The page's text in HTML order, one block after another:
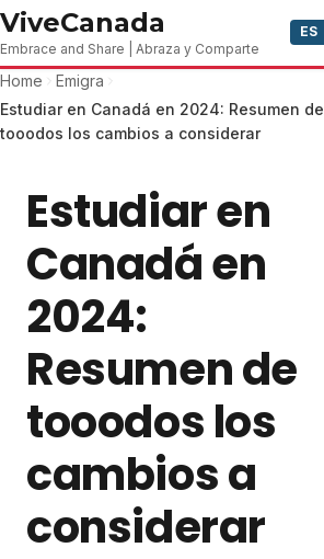
Skip to content
ViveCanada
Embrace and Share | Abraza y Comparte
ES
Home
Emigra
Estudiar en Canadá en 2024: Resumen de
tooodos los cambios a considerar
Estudiar en
Canadá en
2024:
Resumen de
tooodos los
cambios a
considerar